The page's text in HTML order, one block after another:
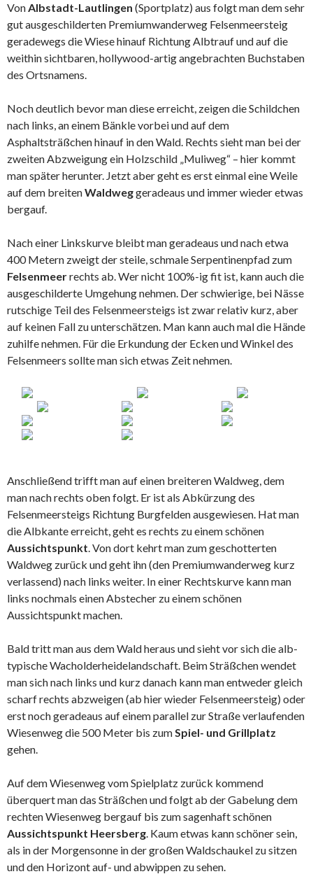
VonAlbstadt-Lautlingen (Sportplatz) aus folgt man dem sehr
gut ausgeschilderten Premiumwanderweg Felsenmeersteig
geradewegs die Wiese hinauf Richtung Albtrauf und auf die
weithin sichtbaren, hollywood-artig angebrachten Buchstaben
des Ortsnamens.
Noch deutlich bevor man diese erreicht, zeigen die Schildchen
nach links, an einem Bänkle vorbei und auf dem
Asphaltsträßchen hinauf in den Wald. Rechts sieht man bei der
zweiten Abzweigung ein Holzschild „Muliweg“ – hier kommt
man später herunter. Jetzt aber geht es erst einmal eine Weile
auf dem breitenWaldweggeradeaus und immer wieder etwas
bergauf.
Nach einer Linkskurve bleibt man geradeaus und nach etwa
400 Metern zweigt der steile, schmale Serpentinenpfad zum
Felsenmeerrechts ab. Wer nicht 100%-ig fit ist, kann auch die
ausgeschilderte Umgehung nehmen. Der schwierige, bei Nässe
rutschige Teil des Felsenmeersteigs ist zwar relativ kurz, aber
auf keinen Fall zu unterschätzen. Man kann auch mal die Hände
zuhilfe nehmen. Für die Erkundung der Ecken und Winkel des
Felsenmeers sollte man sich etwas Zeit nehmen.
Anschließend trifft man auf einen breiteren Waldweg, dem
man nach rechts oben folgt. Er ist als Abkürzung des
Felsenmeersteigs Richtung Burgfelden ausgewiesen. Hat man
die Albkante erreicht, geht es rechts zu einem schönen
Aussichtspunkt. Von dort kehrt man zum geschotterten
Waldweg zurück und geht ihn (den Premiumwanderweg kurz
verlassend) nach links weiter. In einer Rechtskurve kann man
links nochmals einen Abstecher zu einem schönen
Aussichtspunkt machen.
Bald tritt man aus dem Wald heraus und sieht vor sich die alb-
typische Wacholderheidelandschaft. Beim Sträßchen wendet
man sich nach links und kurz danach kann man entweder gleich
scharf rechts abzweigen (ab hier wieder Felsenmeersteig) oder
erst noch geradeaus auf einem parallel zur Straße verlaufenden
Wiesenweg die 500 Meter bis zumSpiel- und Grillplatz
gehen.
Auf dem Wiesenweg vom Spielplatz zurück kommend
überquert man das Sträßchen und folgt ab der Gabelung dem
rechten Wiesenweg bergauf bis zum sagenhaft schönen
Aussichtspunkt Heersberg. Kaum etwas kann schöner sein,
als in der Morgensonne in der großen Waldschaukel zu sitzen
und den Horizont auf- und abwippen zu sehen.